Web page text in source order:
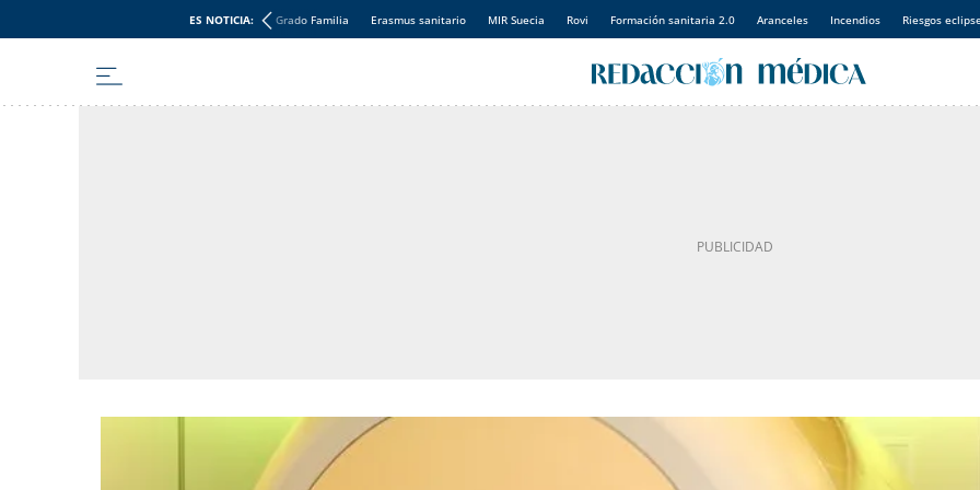
ES NOTICIA: Grado Familia Erasmus sanitario MIR Suecia Rovi Formación sanitaria 2.0 Aranceles Incendios Riesgos